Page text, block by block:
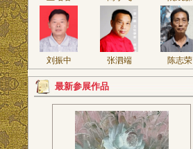
刘振中 张泗端 陈志荣
最新参展作品